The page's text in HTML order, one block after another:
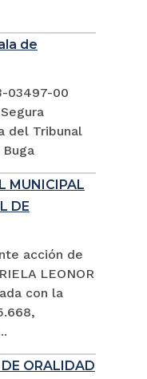
de
03497-00
del Tribunal
MUNICIPAL
DE
acción de
LEONOR
con la
ORALIDAD